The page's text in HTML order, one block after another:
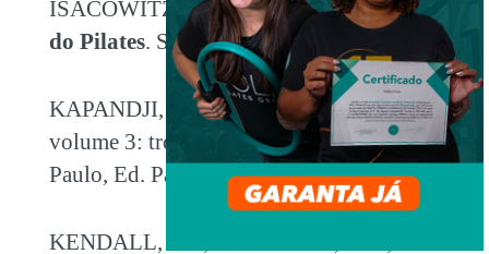
ISACOWITZ R, Clippinger K.Anatomia
do Pilates. São Paulo: Manole; 2013
KAPANDJI, A.I.Fisiologia Articular,
volume 3: tronco e coluna vertebral. São
Paulo, Ed. Panamericana, 5ª edição, 2000.
KENDALL, F. P; McCREARY, E. K;